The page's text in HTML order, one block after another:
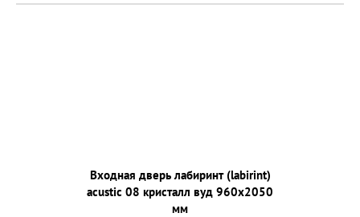
Входная дверь лабиринт (labirint)
acustic 08 кристалл вуд 960х2050
мм